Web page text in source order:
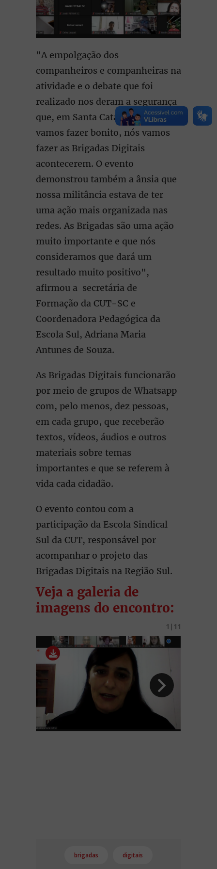
"A empolgação dos
companheiros e companheiras na
atividade e o debate que foi
realizado nos deram a segurança
que, em Santa Catarina, nós
vamos fazer bonito, nós vamos
fazer as Brigadas Digitais
acontecerem. O evento
demonstrou também a ânsia que
nossa militância estava de ter
uma ação mais organizada nas
redes. As Brigadas são uma ação
muito importante e que nós
consideramos que dará um
resultado muito positivo",
afirmou a secretária de
Formação da CUT-SC e
Coordenadora Pedagógica da
Escola Sul, Adriana Maria
Antunes de Souza.
As Brigadas Digitais funcionarão
por meio de grupos de Whatsapp
com, pelo menos, dez pessoas,
em cada grupo, que receberão
textos, vídeos, áudios e outros
materiais sobre temas
importantes e que se referem à
vida cada cidadão.
O evento contou com a
participação da Escola Sindical
Sul da CUT, responsável por
acompanhar o projeto das
Brigadas Digitais na Região Sul.
Veja a galeria de
imagens do encontro:
brigadas digitais